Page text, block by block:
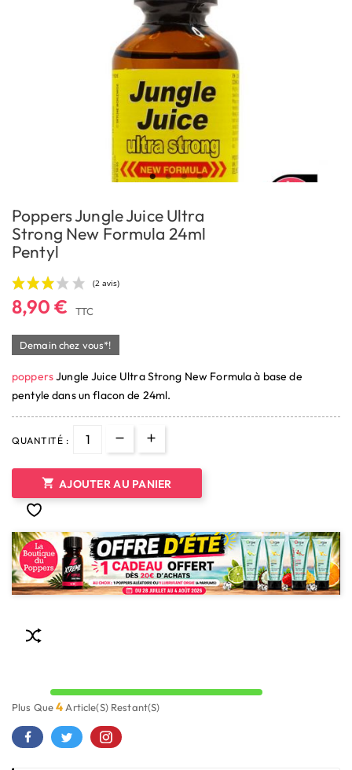
Poppers Jungle Juice Ultra
Strong New Formula 24ml
Pentyl
(2 avis)
8,90 € TTC
Demain chez vous*!
poppersJungle Juice Ultra Strong New Formula à base de
pentyle dans un flacon de 24ml.
QUANTITÉ :
 AJOUTER AU PANIER
Plus Que4 Article(s) Restant(s)